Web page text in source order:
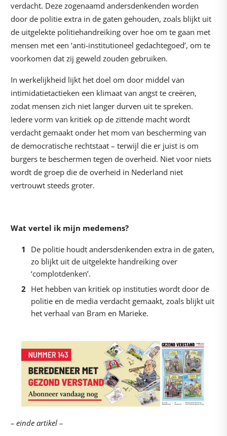
verdacht. Deze zogenaamd andersdenkenden worden
door de politie extra in de gaten gehouden, zoals blijkt uit
de uitgelekte politiehandreiking over hoe om te gaan met
mensen met een ‘anti-institutioneel gedachtegoed’, om te
voorkomen dat zij geweld zouden gebruiken.
In werkelijkheid lijkt het doel om door middel van
intimidatietactieken een klimaat van angst te creëren,
zodat mensen zich niet langer durven uit te spreken.
Iedere vorm van kritiek op de zittende macht wordt
verdacht gemaakt onder het mom van bescherming van
de democratische rechtstaat – terwijl die er juist is om
burgers te beschermen tegen de overheid. Niet voor niets
wordt de groep die de overheid in Nederland niet
vertrouwt steeds groter.
Wat vertel ik mijn medemens?
De politie houdt andersdenkenden extra in de gaten,
zo blijkt uit de uitgelekte handreiking over
‘complotdenken’.
Het hebben van kritiek op instituties wordt door de
politie en de media verdacht gemaakt, zoals blijkt uit
het verhaal van Bram en Marieke.
– einde artikel –